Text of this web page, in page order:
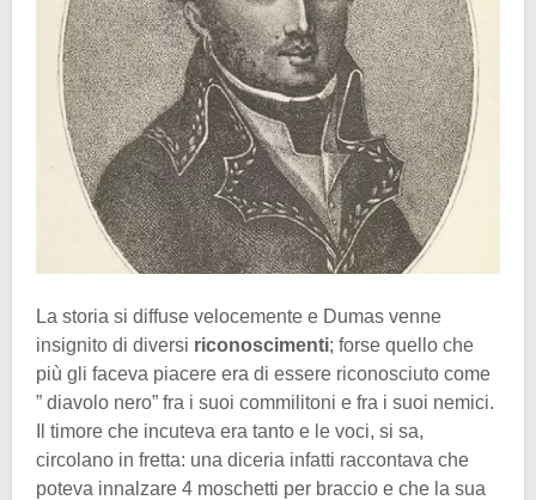
La storia si diffuse velocemente e Dumas venne
insignito di diversi riconoscimenti; forse quello che
più gli faceva piacere era di essere riconosciuto come
” diavolo nero” fra i suoi commilitoni e fra i suoi nemici.
Il timore che incuteva era tanto e le voci, si sa,
circolano in fretta: una diceria infatti raccontava che
poteva innalzare 4 moschetti per braccio e che la sua